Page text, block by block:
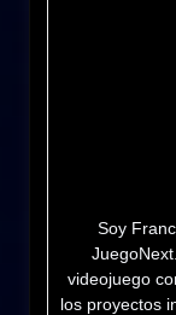
Soy
videojuego
los proyectos